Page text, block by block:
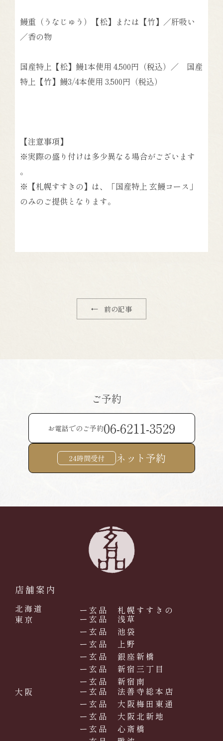
鰻重（うなじゅう）【松】または【竹】／肝吸い
／香の物
国産特上【松】 鰻1本使用 4,500円 （税込） ／ 国産
特上【竹】 鰻3/4本使用 3,500円 （税込）
【注意事項】
※実際の盛り付けは多少異なる場合がございます
。
※【札幌すすきの】は、「国産特上 玄鰻コース」
のみのご提供となります。
← 前の記事
ご予約
お電話でのご予約06-6211-3529
24時間受付 ネット予約
店舗案内
北海道 ー玄品 札幌すすきの
東京
ー玄品 浅草
ー玄品 池袋
ー玄品 上野
ー玄品 銀座新橋
ー玄品 新宿三丁目
ー玄品 新宿南
大阪
ー玄品 法善寺総本店
ー玄品 大阪梅田東通
ー玄品 大阪北新地
ー玄品 心斎橋